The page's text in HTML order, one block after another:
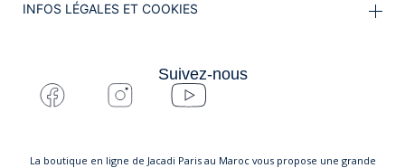
INFOS LÉGALES ET COOKIES
Suivez-nous
La boutique en ligne de Jacadi Paris au Maroc vous propose une grande